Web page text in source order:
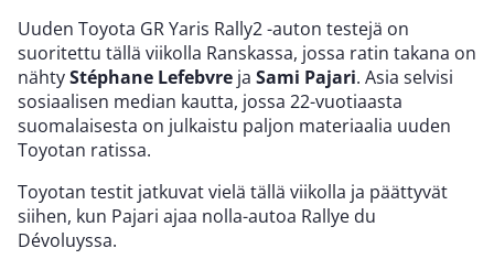
Uuden Toyota GR Yaris Rally2 -auton testejä on
suoritettu tällä viikolla Ranskassa, jossa ratin takana on
nähtyStéphane Lefebvre ja Sami Pajari. Asia selvisi
sosiaalisen median kautta, jossa 22-vuotiaasta
suomalaisesta on julkaistu paljon materiaalia uuden
Toyotan ratissa.
Toyotan testit jatkuvat vielä tällä viikolla ja päättyvät
siihen, kun Pajari ajaa nolla-autoa Rallye du
Dévoluyssa.